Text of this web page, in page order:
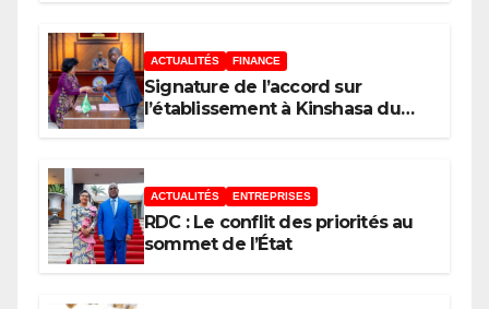
ACTUALITÉS FINANCE
Signature de l’accord sur
l’établissement à Kinshasa du
pour le développement de
l’Afrique (AUDA-NEPAD)
ACTUALITÉS ENTREPRISES
RDC : Le conflit des priorités au
sommet de l’État